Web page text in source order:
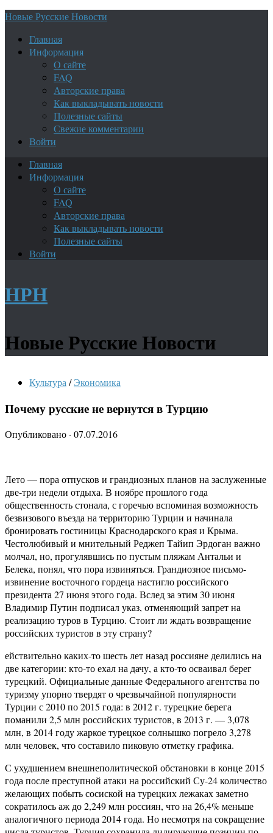
Новые Русские Новости
Главная
Информация
О сайте
FAQ
Авторские права
Как выкладывать новости
Полезные сайты
Свежие комментарии
Войти
Главная
Информация
О сайте
FAQ
Авторские права
Как выкладывать новости
Полезные сайты
Войти
НРН
Новые Русские Новости
Культура / Экономика
Почему русские не вернутся в Турцию
Опубликовано · 07.07.2016
Лето — пора отпусков и грандиозных планов на заслуженные
две-три недели отдыха. В ноябре прошлого года
общественность стонала, с горечью вспоминая возможность
безвизового въезда на территорию Турции и начинала
бронировать гостиницы Краснодарского края и Крыма.
Честолюбивый и мнительный Реджеп Тайип Эрдоган важно
молчал, но, прогулявшись по пустым пляжам Антальи и
Белека, понял, что пора извиняться. Грандиозное письмо-
извинение восточного гордеца настигло российского
президента 27 июня этого года. Вслед за этим 30 июня
Владимир Путин подписал указ, отменяющий запрет на
реализацию туров в Турцию. Стоит ли ждать возвращение
российских туристов в эту страну?
ействительно каких-то шесть лет назад россияне делились на
две категории: кто-то ехал на дачу, а кто-то осваивал берег
турецкий. Официальные данные Федерального агентства по
туризму упорно твердят о чрезвычайной популярности
Турции с 2010 по 2015 года: в 2012 г. турецкие берега
поманили 2,5 млн российских туристов, в 2013 г. — 3,078
млн, в 2014 году жаркое турецкое солнышко погрело 3,278
млн человек, что составило пиковую отметку графика.
С ухудшением внешнеполитической обстановки в конце 2015
года после преступной атаки на российский Су-24 количество
желающих побыть сосиской на турецких лежаках заметно
сократилось аж до 2,249 млн россиян, что на 26,4% меньше
аналогичного периода 2014 года. Но несмотря на сокращение